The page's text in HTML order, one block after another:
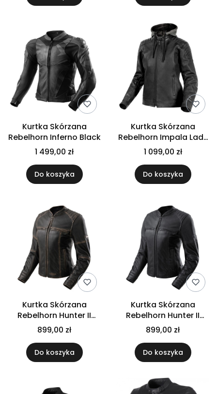
Kurtka Skórzana
Rebelhorn Inferno Black
1 499,00 zł
Do koszyka
Kurtka Skórzana
Rebelhorn Impala Lady
Black
1 099,00 zł
Do koszyka
Kurtka Skórzana
Rebelhorn Hunter II
Lady Vintage Brown
899,00 zł
Do koszyka
Kurtka Skórzana
Rebelhorn Hunter II
Lady Black
899,00 zł
Do koszyka